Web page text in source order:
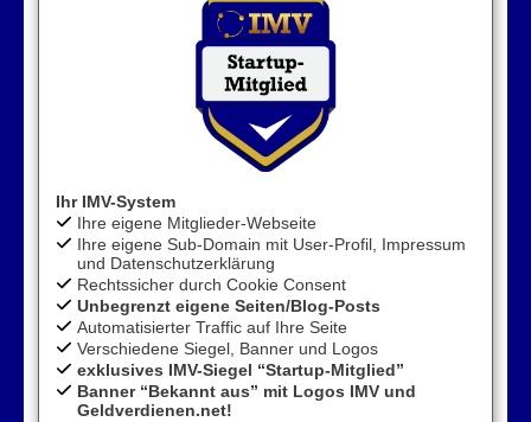
Ihr IMV-System
Ihre eigene Mitglieder-Webseite
Ihre eigene Sub-Domain mit User-Profil, Impressum
und Datenschutzerklärung
Rechtssicher durch Cookie Consent
Unbegrenzt eigene Seiten/Blog-Posts
Automatisierter Traffic auf Ihre Seite
Verschiedene Siegel, Banner und Logos
exklusives IMV-Siegel “Startup-Mitglied”
Banner “Bekannt aus” mit Logos IMV und
Geldverdienen.net!